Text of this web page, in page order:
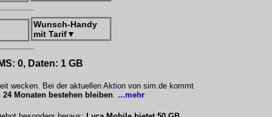
Wunsch-Handy
mit Tarif▼
0, Daten: 1 GB
wecken. Bei der aktuellen Aktion von sim.de kommt
24 Monaten bestehen bleiben. ...mehr